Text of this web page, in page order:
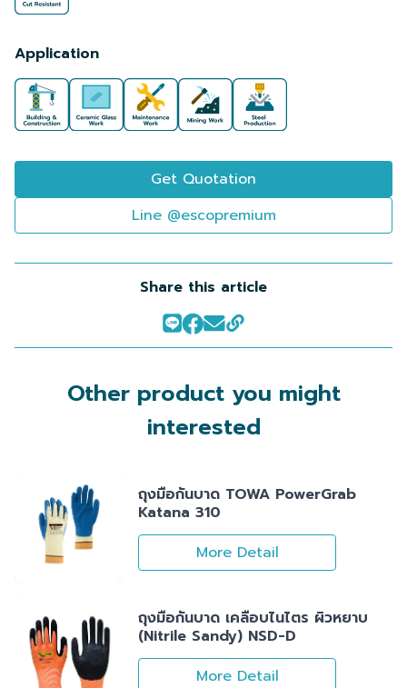
Application
Get Quotation
Line @escopremium
Share this article
Other product you might
interested
ถุงมือกันบาด TOWA PowerGrab
Katana 310
More Detail
ถุงมือกันบาด เคลือบไนไตร ผิวหยาบ
(Nitrile Sandy) NSD-D
More Detail